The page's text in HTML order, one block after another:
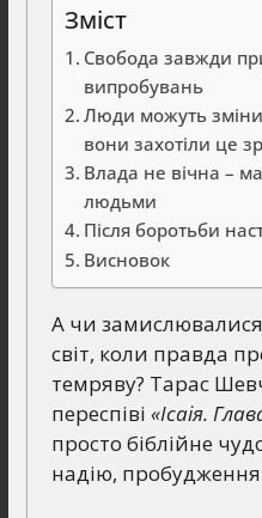
Зміст
Свобода завжди
випробувань
Люди можуть
вони захотіли це
Влада не вічна –
людьми
Після боротьби
Висновок
А чи
світ, коли правда
темряву? Тарас
переспіві «Ісаія.
просто біблійне
надію, пробудження